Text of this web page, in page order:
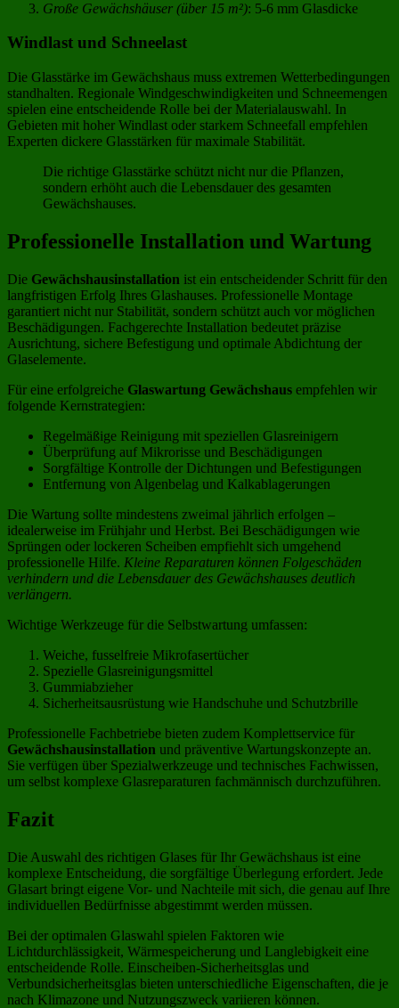
Große Gewächshäuser (über 15 m²): 5-6 mm Glasdicke
Windlast und Schneelast
Die Glasstärke im Gewächshaus muss extremen Wetterbedingungen
standhalten. Regionale Windgeschwindigkeiten und Schneemengen
spielen eine entscheidende Rolle bei der Materialauswahl. In
Gebieten mit hoher Windlast oder starkem Schneefall empfehlen
Experten dickere Glasstärken für maximale Stabilität.
Die richtige Glasstärke schützt nicht nur die Pflanzen,
sondern erhöht auch die Lebensdauer des gesamten
Gewächshauses.
Professionelle Installation und Wartung
Die Gewächshausinstallation ist ein entscheidender Schritt für den
langfristigen Erfolg Ihres Glashauses. Professionelle Montage
garantiert nicht nur Stabilität, sondern schützt auch vor möglichen
Beschädigungen. Fachgerechte Installation bedeutet präzise
Ausrichtung, sichere Befestigung und optimale Abdichtung der
Glaselemente.
Für eine erfolgreiche Glaswartung Gewächshaus empfehlen wir
folgende Kernstrategien:
Regelmäßige Reinigung mit speziellen Glasreinigern
Überprüfung auf Mikrorisse und Beschädigungen
Sorgfältige Kontrolle der Dichtungen und Befestigungen
Entfernung von Algenbelag und Kalkablagerungen
Die Wartung sollte mindestens zweimal jährlich erfolgen –
idealerweise im Frühjahr und Herbst. Bei Beschädigungen wie
Sprüngen oder lockeren Scheiben empfiehlt sich umgehend
professionelle Hilfe. Kleine Reparaturen können Folgeschäden
verhindern und die Lebensdauer des Gewächshauses deutlich
verlängern.
Wichtige Werkzeuge für die Selbstwartung umfassen:
Weiche, fusselfreie Mikrofasertücher
Spezielle Glasreinigungsmittel
Gummiabzieher
Sicherheitsausrüstung wie Handschuhe und Schutzbrille
Professionelle Fachbetriebe bieten zudem Komplettservice für
Gewächshausinstallation und präventive Wartungskonzepte an.
Sie verfügen über Spezialwerkzeuge und technisches Fachwissen,
um selbst komplexe Glasreparaturen fachmännisch durchzuführen.
Fazit
Die Auswahl des richtigen Glases für Ihr Gewächshaus ist eine
komplexe Entscheidung, die sorgfältige Überlegung erfordert. Jede
Glasart bringt eigene Vor- und Nachteile mit sich, die genau auf Ihre
individuellen Bedürfnisse abgestimmt werden müssen.
Bei der optimalen Glaswahl spielen Faktoren wie
Lichtdurchlässigkeit, Wärmespeicherung und Langlebigkeit eine
entscheidende Rolle. Einscheiben-Sicherheitsglas und
Verbundsicherheitsglas bieten unterschiedliche Eigenschaften, die je
nach Klimazone und Nutzungszweck variieren können.